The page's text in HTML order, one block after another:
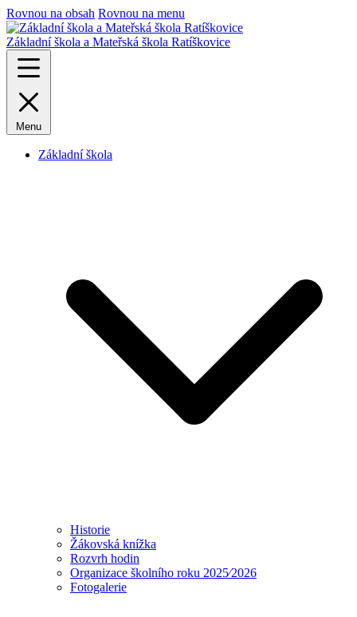
Rovnou na obsah Rovnou na menu
Základní škola a Mateřská škola Ratíškovice
Menu
Základní škola
Historie
Žákovská knížka
Rozvrh hodin
Organizace školního roku 2025⁄2026
Fotogalerie